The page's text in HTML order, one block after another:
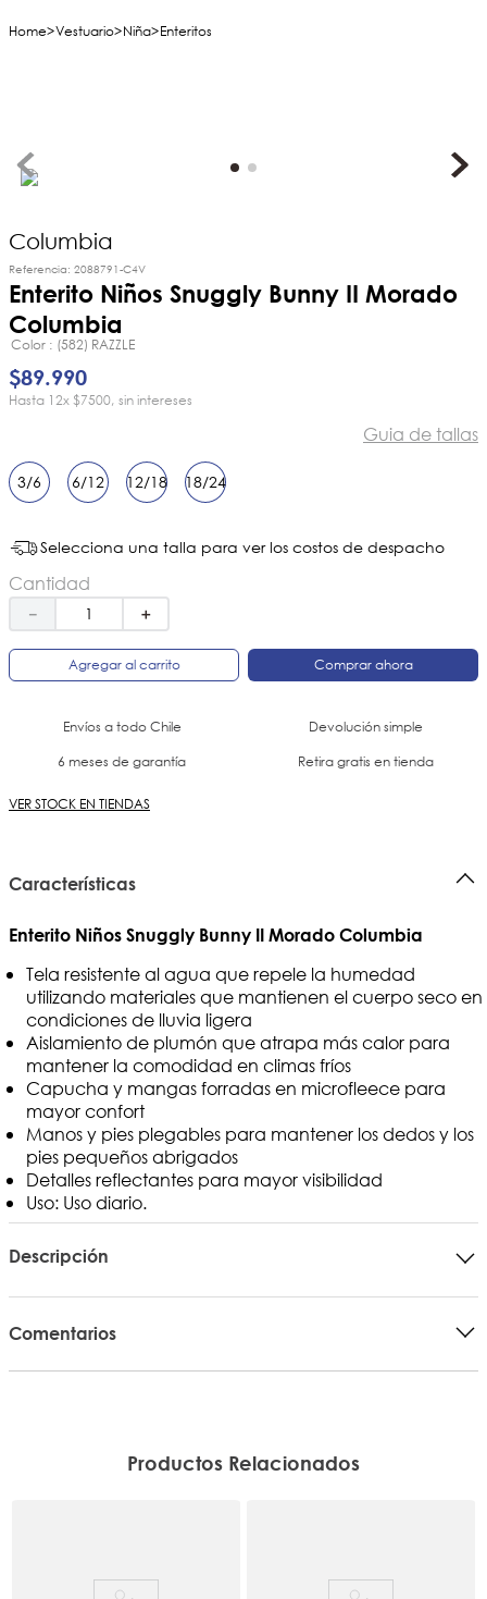
Vestuario Niña Enteritos
Columbia
Referencia: 2088791-C4V
Enterito Niños Snuggly Bunny II Morado
Columbia
Color (582) RAZZLE
$89.990
12x$7500 sin intereses
Guia de tallas
3/6 6/12 12/18 18/24
Selecciona una talla para ver los costos de despacho
Cantidad
＋
－
Agregar al carrito Comprar ahora
Envíos a todo Chile
Devolución simple
6 meses de garantía
Retira gratis en tienda
VER STOCK EN TIENDAS
Características
Enterito Niños Snuggly Bunny II Morado Columbia
Tela resistente al agua que repele la humedad
utilizando materiales que mantienen el cuerpo seco en
condiciones de lluvia ligera
Aislamiento de plumón que atrapa más calor para
mantener la comodidad en climas fríos
Capucha y mangas forradas en microfleece para
mayor confort
Manos y pies plegables para mantener los dedos y los
pies pequeños abrigados
Detalles reflectantes para mayor visibilidad
Uso: Uso diario.
Descripción
Comentarios
Productos Relacionados